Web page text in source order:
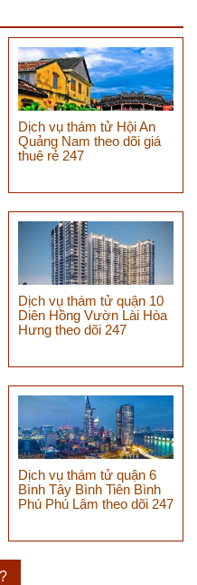
Dịch vụ thám tử Hội An
Quảng Nam theo dõi giá
thuê rẻ 247
Dịch vụ thám tử quận 10
Diên Hồng Vườn Lài Hòa
Hưng theo dõi 247
Dịch vụ thám tử quận 6
Bình Tây Bình Tiên Bình
Phú Phú Lâm theo dõi 247